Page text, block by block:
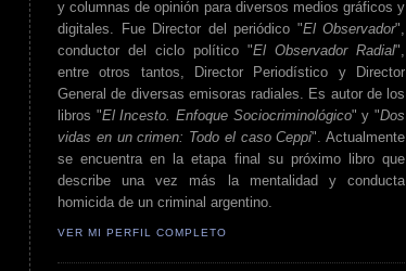
y columnas de opinión para diversos medios gráficos y
digitales. Fue Director del periódico "El Observador",
conductor del ciclo político "El Observador Radial",
entre otros tantos, Director Periodístico y Director
General de diversas emisoras radiales. Es autor de los
libros "El Incesto. Enfoque Sociocriminológico" y "Dos
vidas en un crimen: Todo el caso Ceppi". Actualmente
se encuentra en la etapa final su próximo libro que
describe una vez más la mentalidad y conducta
homicida de un criminal argentino.
VER MI PERFIL COMPLETO